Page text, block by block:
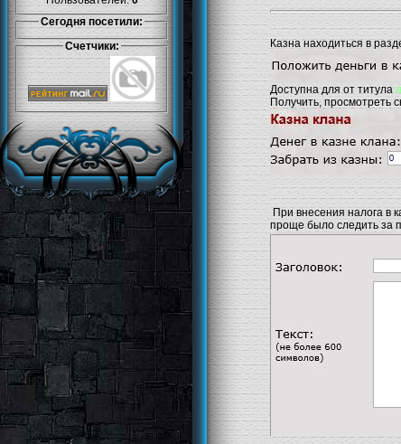
Сегодня посетили:
Счетчики:
Казна находиться в
Доступна для от титула
Получить, просмотреть
При внесения налога в
проще было следить за